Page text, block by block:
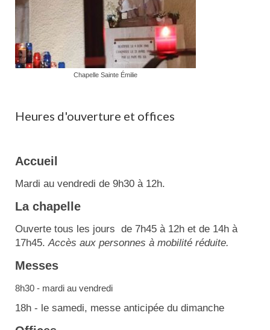
Chapelle Sainte Émilie
Heures d'ouverture et offices
Accueil
Mardi au vendredi de 9h30 à 12h.
La chapelle
Ouverte tous les jours de 7h45 à 12h et de 14h à
17h45.Accès aux personnes à mobilité réduite.
Messes
8h30 - mardi au vendredi
18h - le samedi, messe anticipée du dimanche